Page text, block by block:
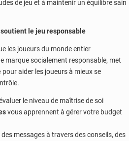
de jeu et à maintenir un équilibre sain
le jeu responsable
les joueurs du monde entier
marque socialement responsable, met
pour aider les joueurs à mieux se
le niveau de maîtrise de soi
vous apprennent à gérer votre budget
des messages à travers des conseils, des